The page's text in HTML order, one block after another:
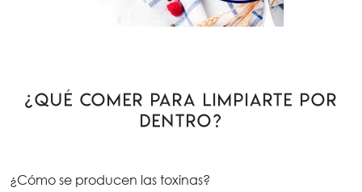
¿Qué comer para limpiarte por
dentro?
¿Cómo se producen las toxinas?